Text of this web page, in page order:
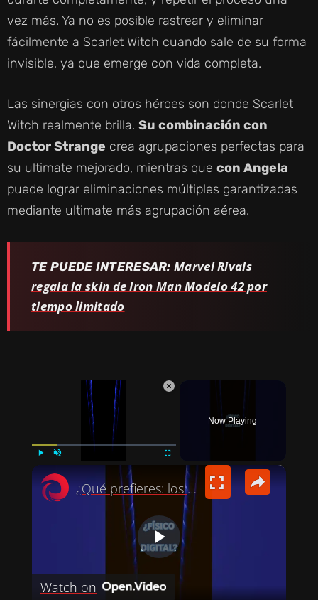
vez más. Ya no es posible rastrear y eliminar
fácilmente a Scarlet Witch cuando sale de su forma
invisible, ya que emerge con vida completa.
Las sinergias con otros héroes son donde Scarlet
Witch realmente brilla. Su combinación con
Doctor Strange crea agrupaciones perfectas para
su ultimate mejorado, mientras que con Angela
puede lograr eliminaciones múltiples garantizadas
mediante ultimate más agrupación aérea.
TE PUEDE INTERESAR: Marvel Rivals
regala la skin de Iron Man Modelo 42 por
tiempo limitado
×
FULLSCREEN
Now Playing
×
P
¿Qué prefieres: los videojuegos en FÍSICO o DIGITAL?
Watch on